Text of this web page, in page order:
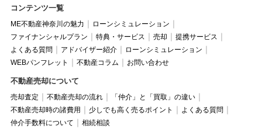
コンテンツ一覧
ME不動産神奈川の魅力
ローンシミュレーション
ファイナンシャルプラン
特典・サービス 売却
提携サービス
よくある質問
アドバイザー紹介
ローンシミュレーション
WEBパンフレット
不動産コラム お問い合わせ
不動産売却について
売却査定 不動産売却の流れ
「仲介」と「買取」の違い
不動産売却時の諸費用
少しでも高く売るポイント
よくある質問
仲介手数料について
相続相談